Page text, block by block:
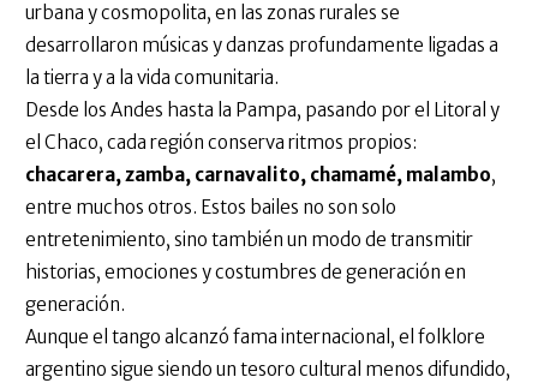
urbana y cosmopolita, en las zonas rurales se
desarrollaron músicas y danzas profundamente ligadas a
la tierra y a la vida comunitaria.
Desde los Andes hasta la Pampa, pasando por el Litoral y
el Chaco, cada región conserva ritmos propios:
chacarera, zamba, carnavalito, chamamé, malambo,
entre muchos otros. Estos bailes no son solo
entretenimiento, sino también un modo de transmitir
historias, emociones y costumbres de generación en
generación.
Aunque el tango alcanzó fama internacional, el folklore
argentino sigue siendo un tesoro cultural menos difundido,